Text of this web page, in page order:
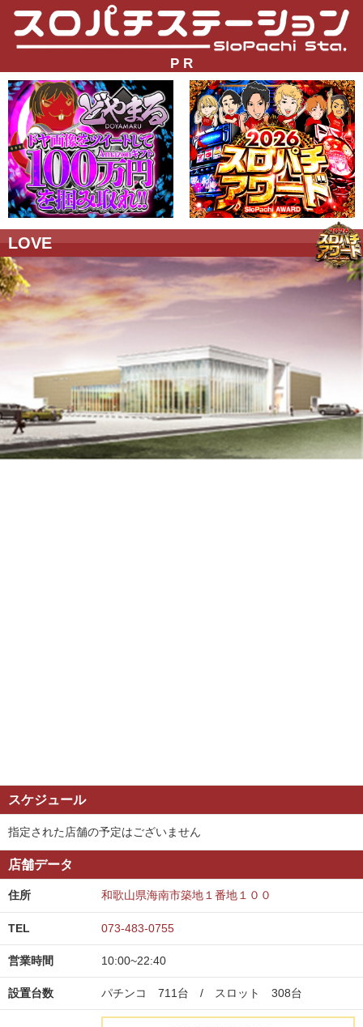
P R
LOVE
スケジュール
指定された店舗の予定はございません
店舗データ
住所 和歌山県海南市築地１番地１００
TEL 073-483-0755
営業時間 10:00~22:40
設置台数 パチンコ 711台 / スロット 308台